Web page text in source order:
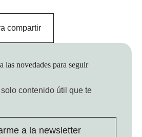
compartir
las novedades para seguir
solo contenido útil que te
a la newsletter